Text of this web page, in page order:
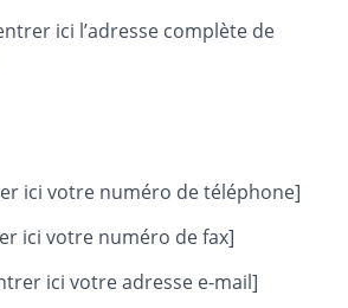
ici l’adresse complète de
ici votre numéro de téléphone]
ici votre numéro de fax]
ici votre adresse e-mail]